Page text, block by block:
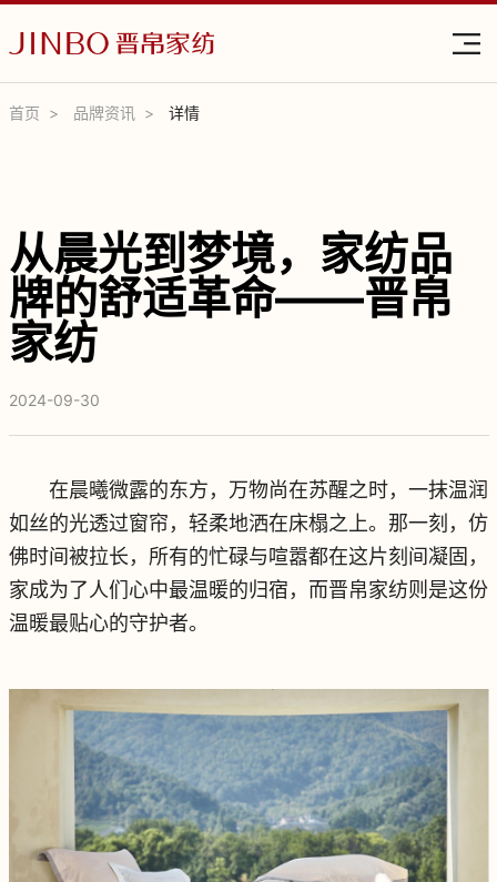
首页 品牌资讯 详情
从晨光到梦境，家纺品
牌的舒适革命——晋帛
家纺
2024-09-30
在晨曦微露的东方，万物尚在苏醒之时，一抹温润
如丝的光透过窗帘，轻柔地洒在床榻之上。那一刻，仿
佛时间被拉长，所有的忙碌与喧嚣都在这片刻间凝固，
家成为了人们心中最温暖的归宿，而晋帛家纺则是这份
温暖最贴心的守护者。